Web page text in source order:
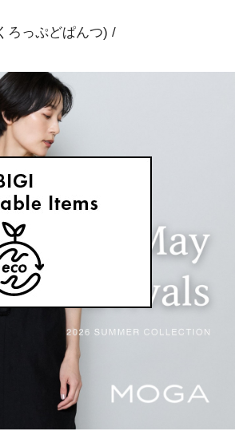
ろっぷどぱんつ) /